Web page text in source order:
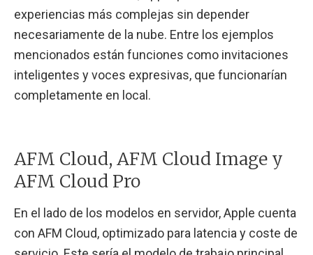
experiencias más complejas sin depender
necesariamente de la nube. Entre los ejemplos
mencionados están funciones como invitaciones
inteligentes y voces expresivas, que funcionarían
completamente en local.
AFM Cloud, AFM Cloud Image y
AFM Cloud Pro
En el lado de los modelos en servidor, Apple cuenta
con AFM Cloud, optimizado para latencia y coste de